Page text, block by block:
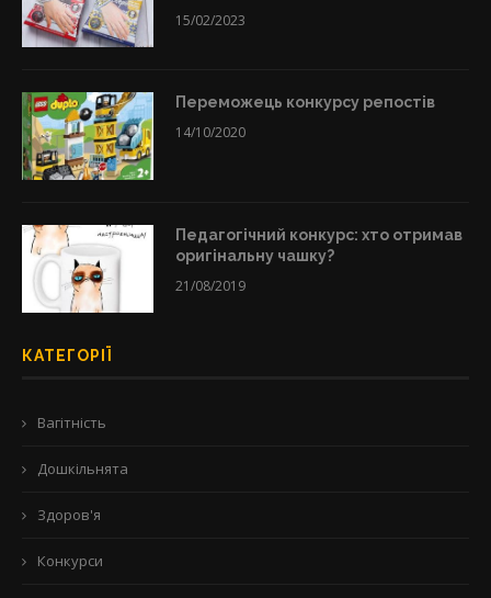
15/02/2023
Переможець конкурсу репостів
14/10/2020
Педагогічний конкурс: хто отримав
оригінальну чашку?
21/08/2019
КАТЕГОРІЇ
Вагітність
Дошкільнята
Здоров'я
Конкурси